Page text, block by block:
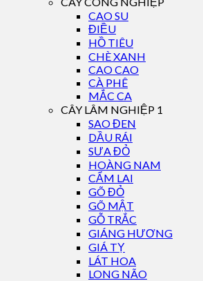
CAO SU
ĐIỀU
HỒ TIÊU
CHÈ XANH
CAO CAO
CÀ PHÊ
MẮC CA
CÂY LÂM NGHIỆP 1
SAO ĐEN
DẦU RÁI
SƯA ĐỎ
HOÀNG NAM
CẨM LAI
GÕ ĐỎ
GÕ MẬT
GỖ TRẮC
GIÁNG HƯƠNG
GIÁ TỴ
LÁT HOA
LONG NÃO